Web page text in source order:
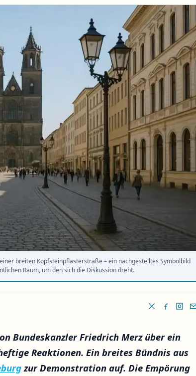
breiten Kopfsteinpflasterstraße – ein nachgestelltes Symbolbild
Raum, um den sich die Diskussion dreht.
Bundeskanzler Friedrich Merz über ein
Reaktionen. Ein breites Bündnis aus
zur Demonstration auf. Die Empörung